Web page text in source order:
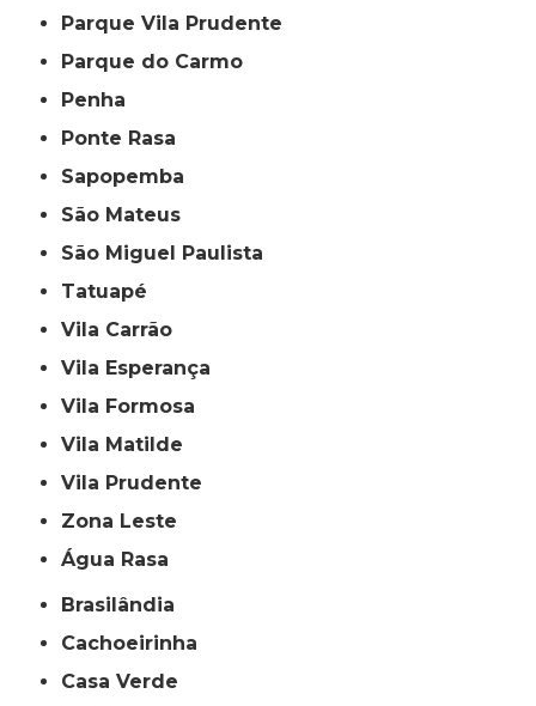
Parque Vila Prudente
Parque do Carmo
Penha
Ponte Rasa
Sapopemba
São Mateus
São Miguel Paulista
Tatuapé
Vila Carrão
Vila Esperança
Vila Formosa
Vila Matilde
Vila Prudente
Zona Leste
Água Rasa
Brasilândia
Cachoeirinha
Casa Verde